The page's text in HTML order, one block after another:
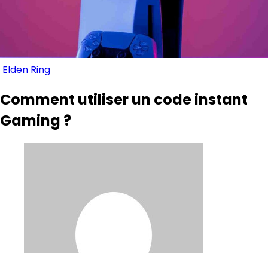
Elden Ring
Comment utiliser un code instant
Gaming ?